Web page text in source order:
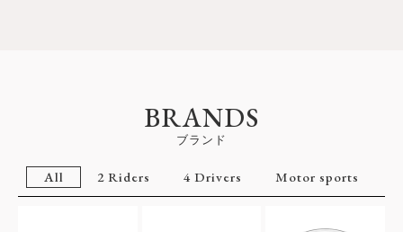
BRANDS
ブランド
All 2 Riders 4 Drivers Motor sports